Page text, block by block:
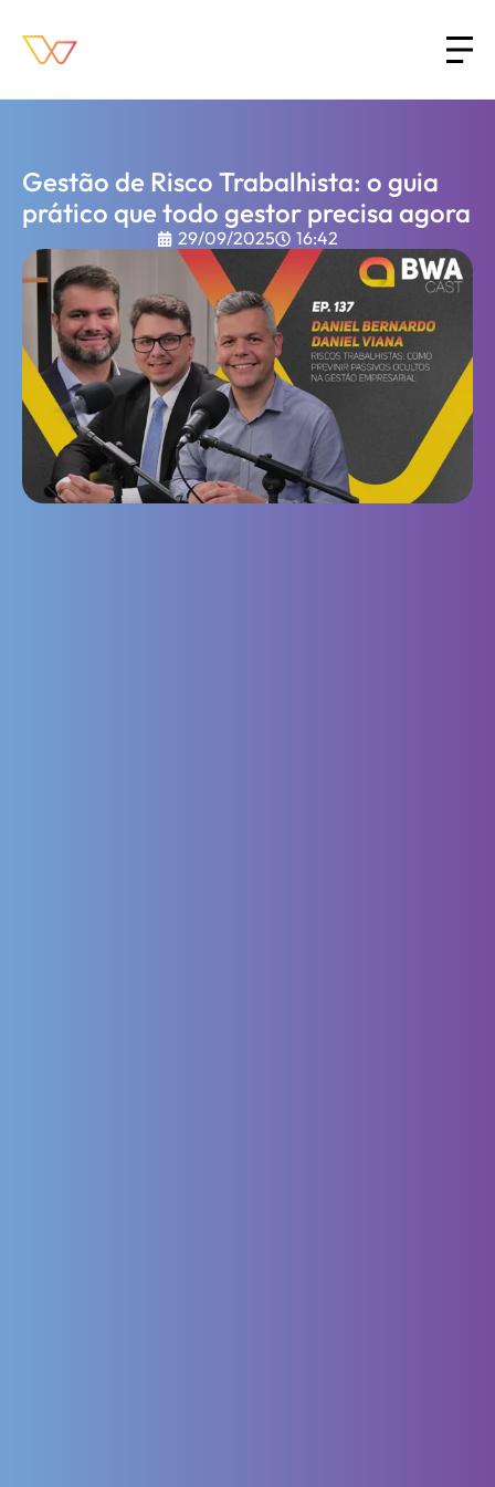
Gestão de Risco Trabalhista: o guia
prático que todo gestor precisa agora
29/09/2025 16:42